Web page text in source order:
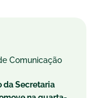
Comunicação
da Secretaria